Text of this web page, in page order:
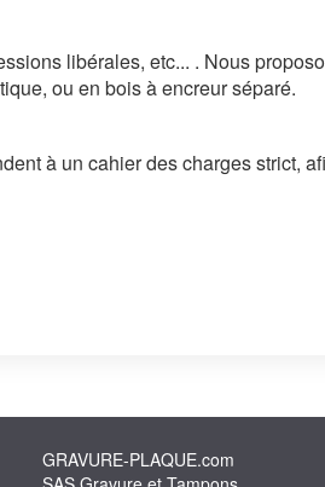
libérales, etc... . Nous
ou en bois à encreur séparé.
à un cahier des charges strict,
GRAVURE-PLAQUE.com